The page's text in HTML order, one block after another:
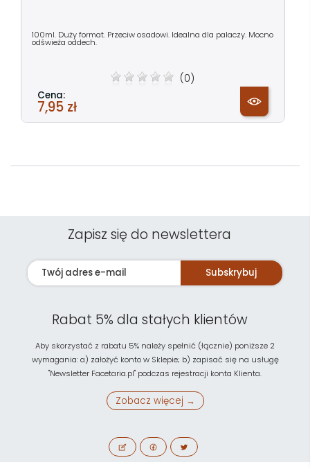
100ml. Duży format. Przeciw osadowi. Idealna dla palaczy. Mocno
odświeża oddech.
(0)
Cena:
7,95 zł
Zapisz się do newslettera
Subskrybuj
Rabat 5% dla stałych klientów
Aby skorzystać z rabatu 5% należy spełnić (łącznie) poniższe 2
wymagania: a) założyć konto w Sklepie; b) zapisać się na usługę
"Newsletter Facetaria.pl" podczas rejestracji konta Klienta.
Zobacz więcej →